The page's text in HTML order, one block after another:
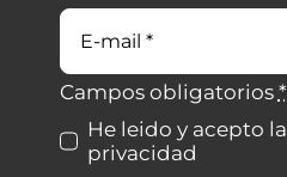
Contacto
Condiciones de uso
Ley de cookies
Desistimiento
Correo
electrónico
Campos obligatorios *
He leido y acepto
privacidad